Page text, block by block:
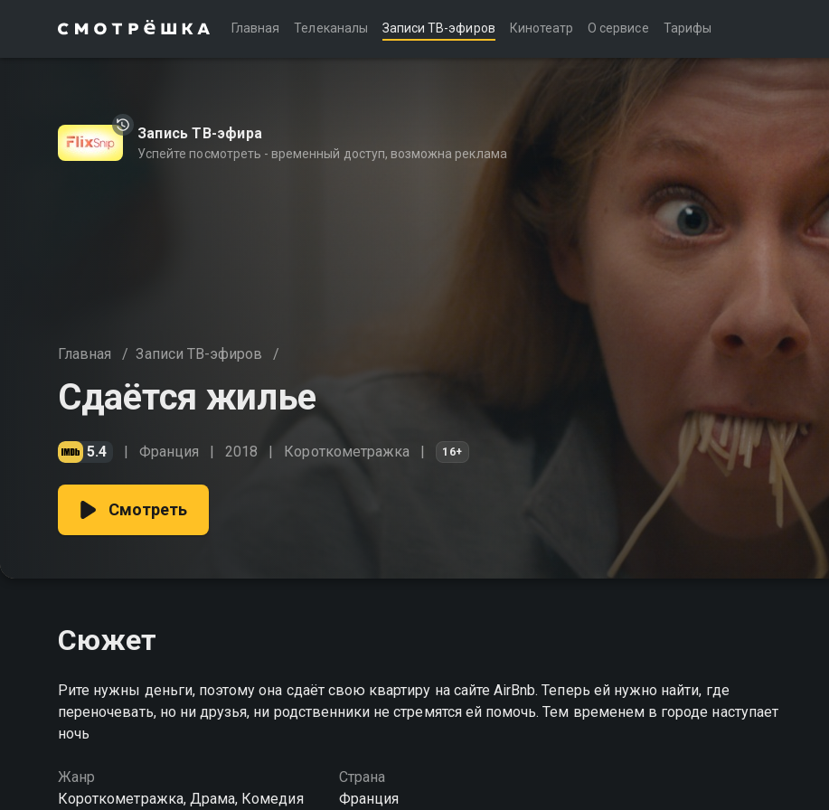
Главная Телеканалы Записи ТВ-эфиров Кинотеатр О сервисе Тарифы
Запись ТВ-эфира
Успейте посмотреть - временный доступ, возможна реклама
Главная / Записи ТВ-эфиров /
Сдаётся жилье
5.4 Франция 2018 Короткометражка 16+
Смотреть
Сюжет
Рите нужны деньги, поэтому она сдаёт свою квартиру на сайте AirBnb. Теперь ей нужно найти, где
переночевать, но ни друзья, ни родственники не стремятся ей помочь. Тем временем в городе наступает
ночь
Жанр
Короткометражка, Драма, Комедия
Страна
Франция